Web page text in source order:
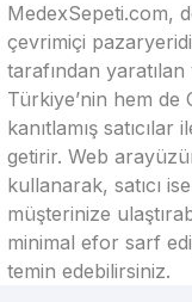
MedexSepeti.com,
çevrimiçi
tarafından
Türkiye’nin hem de
kanıtlamış
getirir. Web
kullanarak, satıcı
müşterinize
minimal efor sarf
temin edebilirsiniz.